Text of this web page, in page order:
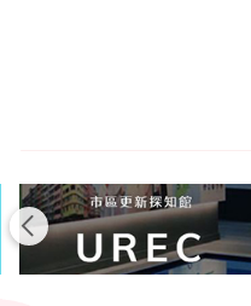
前一页